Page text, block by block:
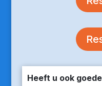
Heeft u ook